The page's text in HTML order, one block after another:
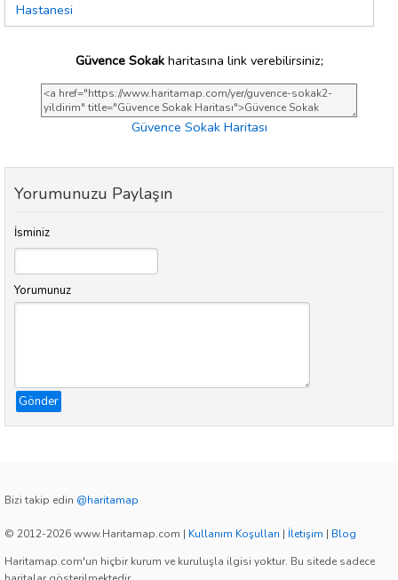
Hastanesi
Güvence Sokakharitasına link verebilirsiniz;
Güvence Sokak Haritası
Yorumunuzu Paylaşın
İsminiz
Yorumunuz
Gönder
Bizi takip edin @haritamap
© 2012-2026 www.Haritamap.com | Kullanım Koşulları | İletişim | Blog
Haritamap.com'un hiçbir kurum ve kuruluşla ilgisi yoktur. Bu sitede sadece